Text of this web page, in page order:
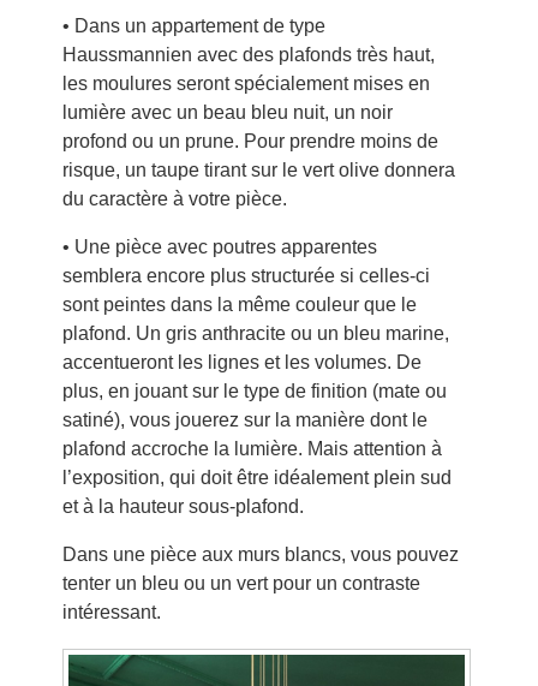
• Dans un appartement de type
Haussmannien avec des plafonds très haut,
les moulures seront spécialement mises en
lumière avec un beau bleu nuit, un noir
profond ou un prune. Pour prendre moins de
risque, un taupe tirant sur le vert olive donnera
du caractère à votre pièce.
• Une pièce avec poutres apparentes
semblera encore plus structurée si celles-ci
sont peintes dans la même couleur que le
plafond. Un gris anthracite ou un bleu marine,
accentueront les lignes et les volumes. De
plus, en jouant sur le type de finition (mate ou
satiné), vous jouerez sur la manière dont le
plafond accroche la lumière. Mais attention à
l’exposition, qui doit être idéalement plein sud
et à la hauteur sous-plafond.
Dans une pièce aux murs blancs, vous pouvez
tenter un bleu ou un vert pour un contraste
intéressant.